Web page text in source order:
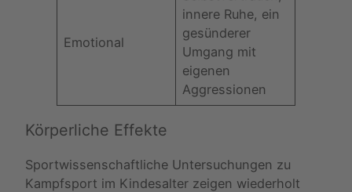
Emotional
innere Ruhe, ein
gesünderer
Umgang mit
eigenen
Aggressionen
Körperliche Effekte
Sportwissenschaftliche Untersuchungen zu
Kampfsport im Kindesalter zeigen wiederholt